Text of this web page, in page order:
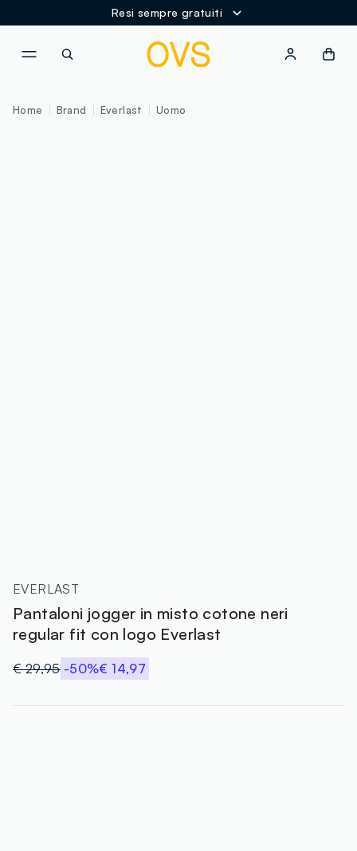
Resi sempre gratuiti
Home Brand Everlast Uomo
EVERLAST
Pantaloni jogger in misto cotone neri
regular fit con logo Everlast
€ 29,95 -50%€ 14,97